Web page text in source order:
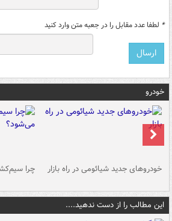
* لطفا عدد مقابل را در جعبه متن وارد کنید
خودرو
خودروهای جدید شیائومی در راه بازار چرا
این مطالب را از دست ندهید....